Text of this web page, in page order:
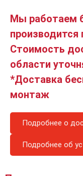
Мы работаем
производится
Стоимость
области
*Доставка
монтаж
Подробнее о
Подробнее об